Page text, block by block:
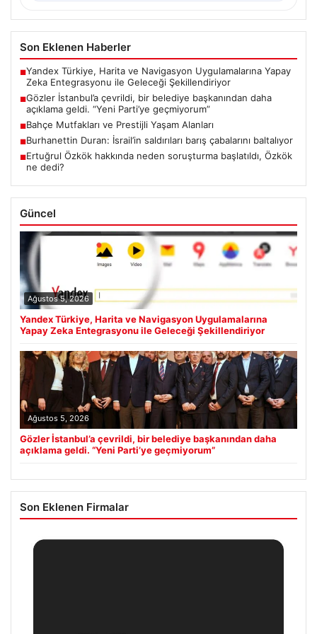
Son Eklenen Haberler
■Yandex Türkiye, Harita ve Navigasyon Uygulamalarına Yapay
Zeka Entegrasyonu ile Geleceği Şekillendiriyor
■Gözler İstanbul’a çevrildi, bir belediye başkanından daha
açıklama geldi. “Yeni Parti’ye geçmiyorum”
■Bahçe Mutfakları ve Prestijli Yaşam Alanları
■Burhanettin Duran: İsrail’in saldırıları barış çabalarını baltalıyor
■Ertuğrul Özkök hakkında neden soruşturma başlatıldı, Özkök
ne dedi?
Güncel
Ağustos 5, 2026
Yandex Türkiye, Harita ve Navigasyon Uygulamalarına
Yapay Zeka Entegrasyonu ile Geleceği Şekillendiriyor
Ağustos 5, 2026
Gözler İstanbul’a çevrildi, bir belediye başkanından daha
açıklama geldi. “Yeni Parti’ye geçmiyorum”
Son Eklenen Firmalar